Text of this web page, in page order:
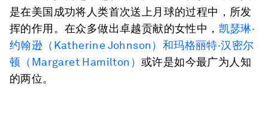
是在美国成功将人类首​​次送上月球的过程中，所发
挥的作用。在众多做出卓越贡献的女性中， 凯瑟琳·
约翰逊（Katherine Johnson）和玛格丽特·汉密尔
顿（Margaret Hamilton） 或许是如今最广为人知
的两位。